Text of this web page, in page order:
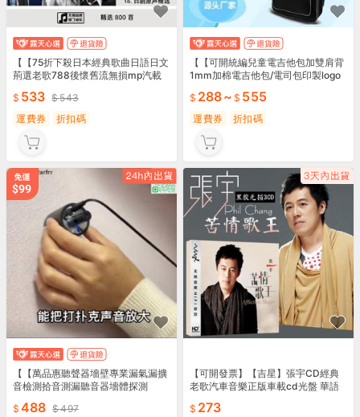
【【75折下殺日本經典歌曲日語日文
荊選老歌788後懷舊流無損mp汽載
533
543
運費券
折扣碼
【【可開統編兒童電吉他包加雙肩背
1mm加棉電吉他包/電司包印製logo
288~ 555
運費券 折扣碼
【【萬品惠聽聲器墻壁專業漏氣漏擴
音檢測拾音測漏聽音器墻體探測
488
497
【可開發票】【吉星】張宇CD經典
老歌汽車音樂正版車載cd光盤 華語
273